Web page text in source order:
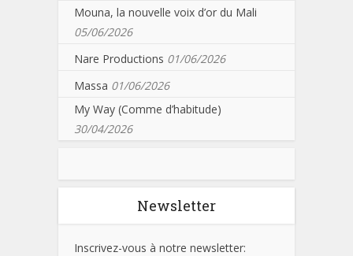
Mouna, la nouvelle voix d’or du Mali
05/06/2026
Nare Productions 01/06/2026
Massa 01/06/2026
My Way (Comme d’habitude)
30/04/2026
Newsletter
Inscrivez-vous à notre newsletter: